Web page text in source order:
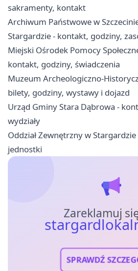
sakramenty, kontakt
Archiwum Państwowe w
Stargardzie - kontakt, godziny,
Miejski Ośrodek Pomocy
kontakt, godziny, świadczenia
Muzeum Archeologiczno-
bilety, godziny, wystawy i dojazd
Urząd Gminy Stara Dąbrowa -
wydziały
Oddział Zewnętrzny w
jednostki
Zareklamuj
SPRAWDŹ